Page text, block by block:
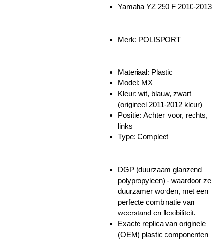
Yamaha YZ 250 F 2010-2013
Merk: POLISPORT
Materiaal: Plastic
Model: MX
Kleur: wit, blauw, zwart
(origineel 2011-2012 kleur)
Positie: Achter, voor, rechts,
links
Type: Compleet
DGP (duurzaam glanzend
polypropyleen) - waardoor ze
duurzamer worden, met een
perfecte combinatie van
weerstand en flexibiliteit.
Exacte replica van originele
(OEM) plastic componenten